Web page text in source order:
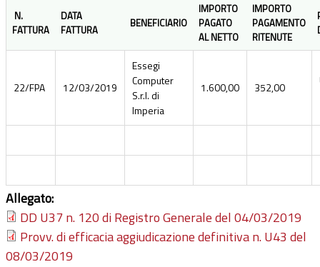
N.
FATTURA
DATA
FATTURA
BENEFICIARIO
IMPORTO
PAGATO
AL NETTO
IMPORTO
PAGAMENTO
RITENUTE
22/FPA 12/03/2019
Essegi
Computer
S.r.l. di
Imperia
1.600,00 352,00
Allegato:
DD U37 n. 120 di Registro Generale del 04/03/2019
Provv. di efficacia aggiudicazione definitiva n. U43 del
08/03/2019